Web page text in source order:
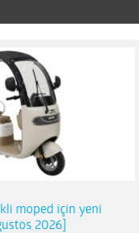
moped için yeni
2026]